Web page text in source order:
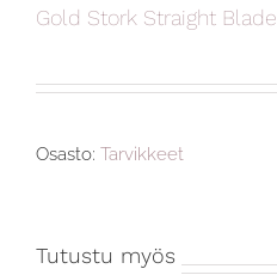
Gold Stork Straight Blade
Osasto: Tarvikkeet
Tutustu myös